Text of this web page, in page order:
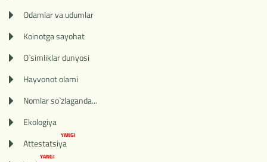
Odamlar va udumlar
Koinotga sayohat
O`simliklar dunyosi
Hayvonot olami
Nomlar so`zlaganda...
Ekologiya
Attestatsiya
YANGI
YANGI